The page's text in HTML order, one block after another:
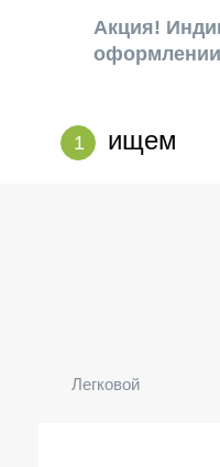
Акция!
ищем
1
Легковой